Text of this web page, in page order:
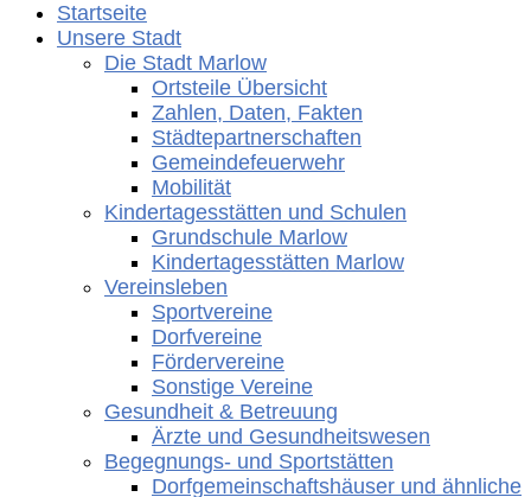
Startseite
Unsere Stadt
Die Stadt Marlow
Ortsteile Übersicht
Zahlen, Daten, Fakten
Städtepartnerschaften
Gemeindefeuerwehr
Mobilität
Kindertagesstätten und Schulen
Grundschule Marlow
Kindertagesstätten Marlow
Vereinsleben
Sportvereine
Dorfvereine
Fördervereine
Sonstige Vereine
Gesundheit & Betreuung
Ärzte und Gesundheitswesen
Begegnungs- und Sportstätten
Dorfgemeinschaftshäuser und ähnliche